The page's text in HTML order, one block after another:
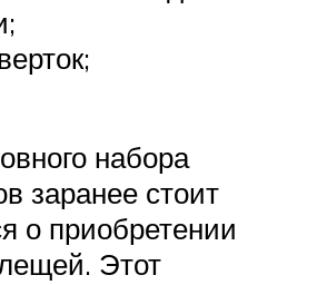
набора
заранее стоит
о приобретении
Этот